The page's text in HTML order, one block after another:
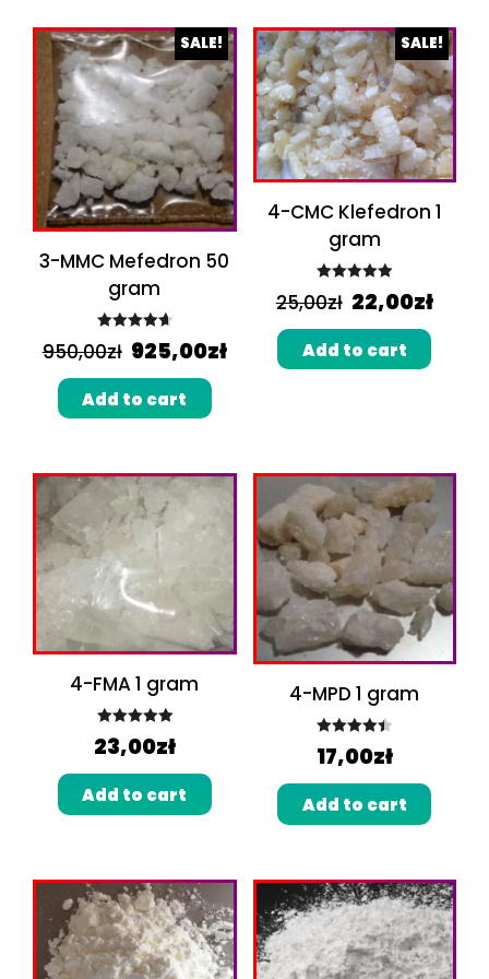
SALE!
3-MMC Mefedron 50
gram
Rated4.75
950,00zł 925,00zł
Add to cart
SALE!
4-CMC Klefedron 1
gram
Rated5.00
25,00zł 22,00zł
Add to cart
4-FMA 1 gram
Rated 5.00
out of 5
23,00zł
Add to cart
4-MPD 1 gram
Rated4.50
out of 5
17,00zł
Add to cart